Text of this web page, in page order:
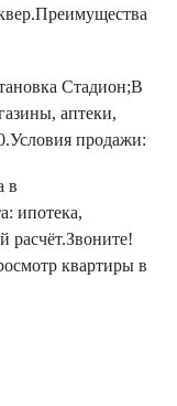
Стадион;В
аптеки,
продажи:
в
ипотека,
расчёт.Звоните!
квартиры в